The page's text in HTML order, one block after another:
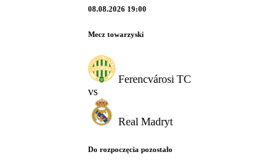
08.08.2026 19:00
Mecz towarzyski
Ferencvárosi TC
vs
Real Madryt
Do rozpoczęcia pozostało